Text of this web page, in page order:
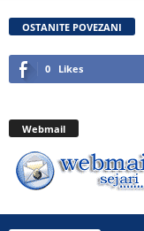
OSTANITE POVEZANI
0 Likes
Webmail